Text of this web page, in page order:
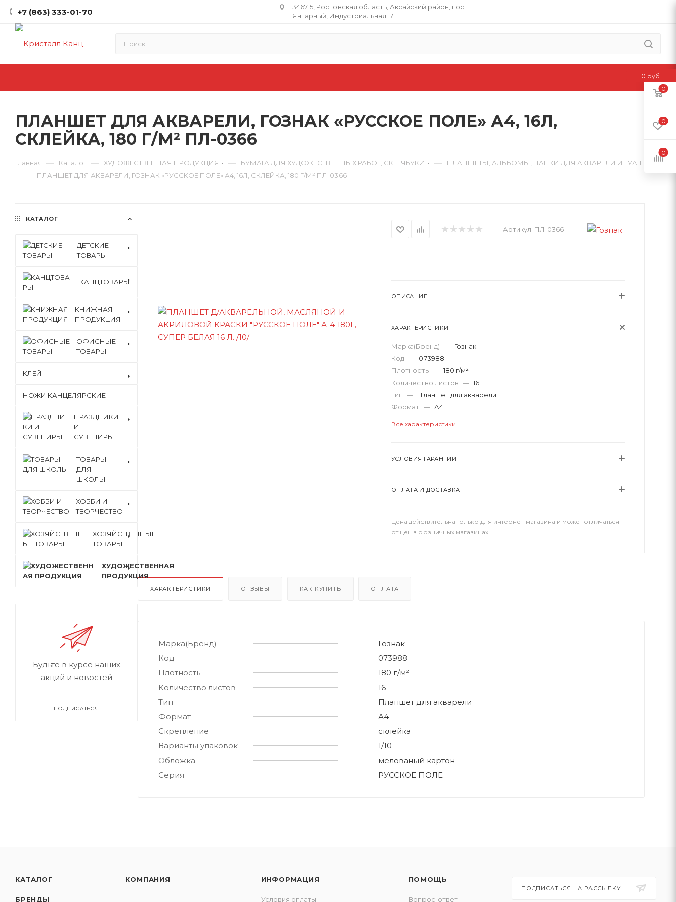
+7 (863) 333-01-70
346715, Ростовская область​, Аксайский район, пос.
Янтарный, Индустриальная 17
ПЛАНШЕТ ДЛЯ АКВАРЕЛИ, ГОЗНАК «РУССКОЕ ПОЛЕ» А4, 16Л,
СКЛЕЙКА, 180 Г/М² ПЛ-0366
Главная — Каталог — ХУДОЖЕСТВЕННАЯ ПРОДУКЦИЯ — БУМАГА ДЛЯ ХУДОЖЕСТВЕННЫХ РАБОТ, СКЕТЧБУКИ — ПЛАНШЕТЫ, АЛЬБОМЫ, ПАПКИ ДЛЯ АКВАРЕЛИ И ГУАШИ
— ПЛАНШЕТ ДЛЯ АКВАРЕЛИ, ГОЗНАК «РУССКОЕ ПОЛЕ» А4, 16Л, СКЛЕЙКА, 180 Г/М² ПЛ-0366
Артикул: ПЛ-0366
ОПИСАНИЕ
ХАРАКТЕРИСТИКИ
Марка(Бренд) — Гознак
Код — 073988
Плотность — 180 г/м²
Количество листов — 16
Тип — Планшет для акварели
Формат — А4
Все характеристики
УСЛОВИЯ ГАРАНТИИ
ОПЛАТА И ДОСТАВКА
Цена действительна только для интернет-магазина и может отличаться
от цен в розничных магазинах
ХАРАКТЕРИСТИКИ ОТЗЫВЫ КАК КУПИТЬ ОПЛАТА
Марка(Бренд)
Гознак
Код
073988
Плотность
180 г/м²
Количество листов
16
Тип
Планшет для акварели
Формат
А4
Скрепление
склейка
Варианты упаковок
1/10
Обложка
мелованый картон
Серия
РУССКОЕ ПОЛЕ
КАТАЛОГ
ДЕТСКИЕ
ТОВАРЫ
КАНЦТОВАРЫ
КНИЖНАЯ
ПРОДУКЦИЯ
ОФИСНЫЕ
ТОВАРЫ
КЛЕЙ
НОЖИ КАНЦЕЛЯРСКИЕ
ПРАЗДНИКИ
И
СУВЕНИРЫ
ТОВАРЫ
ДЛЯ
ШКОЛЫ
ХОББИ И
ТВОРЧЕСТВО
ХОЗЯЙСТВЕННЫЕ
ТОВАРЫ
ХУДОЖЕСТВЕННАЯ
ПРОДУКЦИЯ
Будьте в курсе наших
акций и новостей
ПОДПИСАТЬСЯ
КАТАЛОГ
БРЕНДЫ
КОМПАНИЯ ИНФОРМАЦИЯ
Условия оплаты
ПОМОЩЬ
Вопрос-ответ
ПОДПИСАТЬСЯ НА РАССЫЛКУ
0
0
0
0 руб.